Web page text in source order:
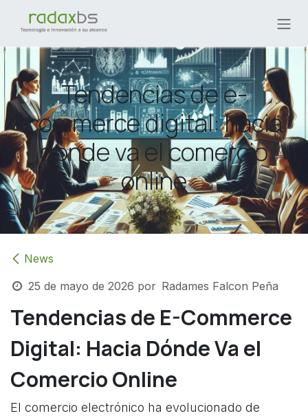
Ir al contenido
Tendencias de e-
commerce digital: hacia
dónde va el comercio
online
News
25 de mayo de 2026 por Radames Falcon Peña
Tendencias de E-Commerce
Digital: Hacia Dónde Va el
Comercio Online
El comercio electrónico ha evolucionado de